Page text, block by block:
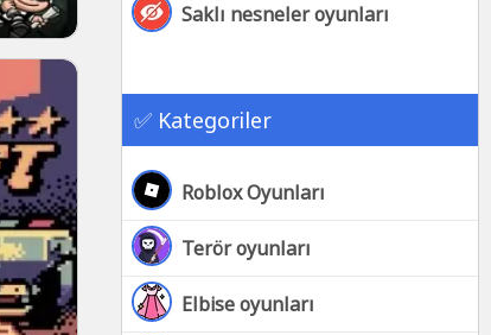
Saklı nesneler oyunları
✅ Kategoriler
Roblox Oyunları
Terör oyunları
Elbise oyunları